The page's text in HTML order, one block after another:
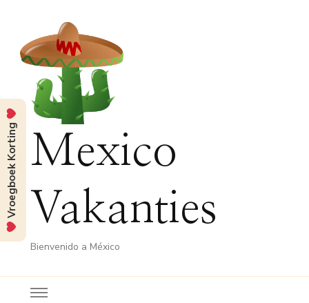
Mexico
Vakanties
Bienvenido a México
Vroegboek Korting